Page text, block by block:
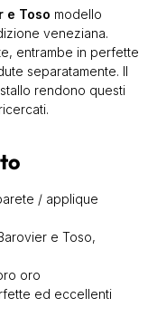
e Toso modello
veneziana.
entrambe in perfette
separatamente. Il
rendono questi
/ applique
e Toso,
oro
ed eccellenti